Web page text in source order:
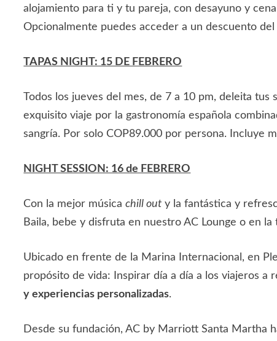
alojamiento para ti y tu pareja, con desayuno y
Opcionalmente puedes acceder a un descuento
TAPAS NIGHT: 15 DE FEBRERO
Todos los jueves del mes, de 7 a 10 pm, deleita
exquisito viaje por la gastronomía española
sangría. Por solo COP89.000 por persona. Incluye
NIGHT SESSION: 16 de FEBRERO
Con la mejor músicachill out y la fantástica y
Baila, bebe y disfruta en nuestro AC Lounge o en la
Ubicado en frente de la Marina Internacional, en
propósito de vida: Inspirar día a día a los viajeros a
y experiencias personalizadas.
Desde su fundación, AC by Marriott Santa Martha